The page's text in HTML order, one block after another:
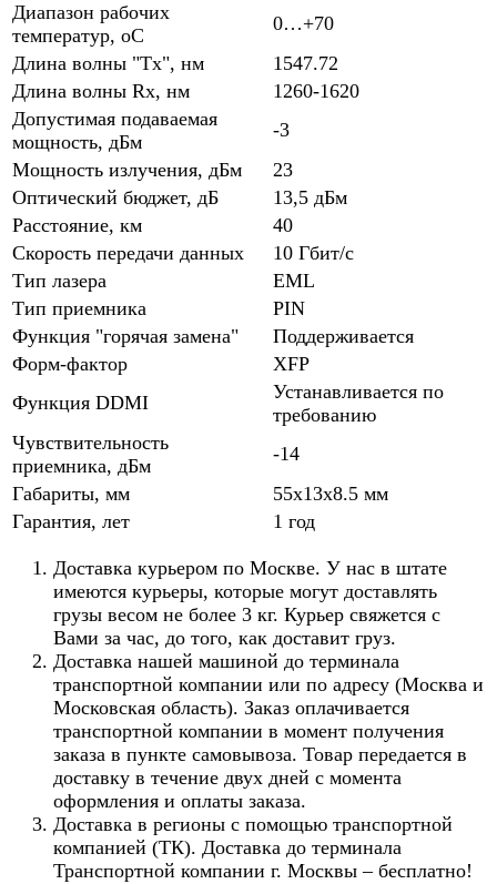
Диапазон рабочих
температур, oC
0…+70
Длина волны "Tx", нм
1547.72
Длина волны Rx, нм
1260-1620
Допустимая подаваемая
мощность, дБм
-3
Мощность излучения, дБм
23
Оптический бюджет, дБ
13,5 дБм
Расстояние, км
40
Скорость передачи данных
10 Гбит/с
Тип лазера
EML
Тип приемника
PIN
Функция "горячая замена"
Поддерживается
Форм-фактор
XFP
Функция DDMI
Устанавливается по
требованию
Чувствительность
приемника, дБм
-14
Габариты, мм
55x13x8.5 мм
Гарантия, лет
1 год
Доставка курьером по Москве. У нас в штате
имеются курьеры, которые могут доставлять
грузы весом не более 3 кг. Курьер свяжется с
Вами за час, до того, как доставит груз.
Доставка нашей машиной до терминала
транспортной компании или по адресу (Москва и
Московская область). Заказ оплачивается
транспортной компании в момент получения
заказа в пункте самовывоза. Товар передается в
доставку в течение двух дней с момента
оформления и оплаты заказа.
Доставка в регионы с помощью транспортной
компанией (ТК). Доставка до терминала
Транспортной компании г. Москвы – бесплатно!